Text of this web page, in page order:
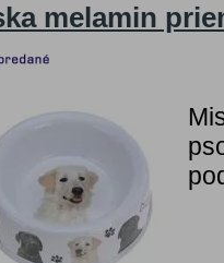
melamin